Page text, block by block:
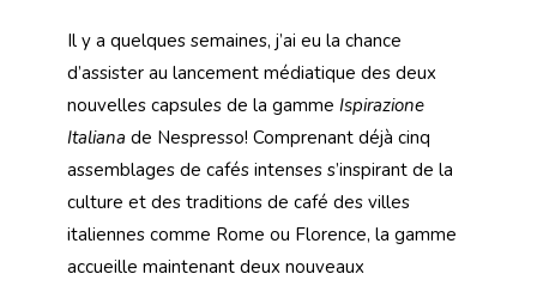
Il y a quelques semaines, j’ai eu la chance
d’assister au lancement médiatique des deux
nouvelles capsules de la gamme Ispirazione
Italiana de Nespresso! Comprenant déjà cinq
assemblages de cafés intenses s’inspirant de la
culture et des traditions de café des villes
italiennes comme Rome ou Florence, la gamme
accueille maintenant deux nouveaux